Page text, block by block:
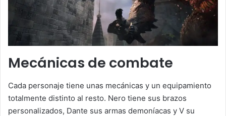
Mecánicas de combate
Cada personaje tiene unas mecánicas y un equipamiento
totalmente distinto al resto. Nero tiene sus brazos
personalizados, Dante sus armas demoníacas y V su